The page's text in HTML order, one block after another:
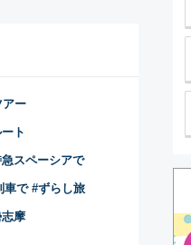
アー
ト
スペーシアで
車で #ずらし旅
摩